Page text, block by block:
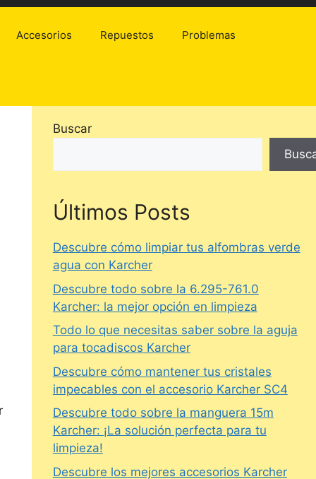
Accesorios Repuestos Problemas
Buscar
Últimos Posts
Descubre cómo limpiar tus alfombras verde
agua con Karcher
Descubre todo sobre la 6.295-761.0
Karcher: la mejor opción en limpieza
Todo lo que necesitas saber sobre la aguja
para tocadiscos Karcher
Descubre cómo mantener tus cristales
impecables con el accesorio Karcher SC4
Descubre todo sobre la manguera 15m
Karcher: ¡La solución perfecta para tu
limpieza!
Descubre los mejores accesorios Karcher